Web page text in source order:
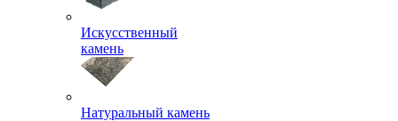
Искусственный
камень
Натуральный камень